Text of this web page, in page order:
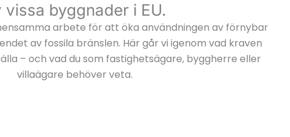
vissa byggnader i EU.
arbete för att öka användningen av förnybar
av fossila bränslen. Här går vi igenom vad kraven
– och vad du som fastighetsägare, byggherre eller
villaägare behöver veta.